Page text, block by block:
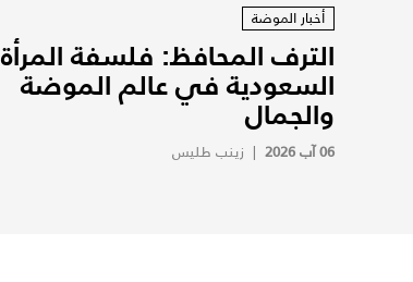
أخبار الموضة
الترف المحافظ: فلسفة المرأة
السعودية في عالم الموضة
والجمال
06 آب 2026 | زينب طليس